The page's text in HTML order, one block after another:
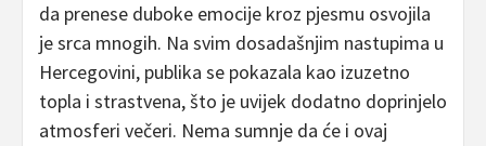
da prenese duboke emocije kroz pjesmu osvojila
je srca mnogih. Na svim dosadašnjim nastupima u
Hercegovini, publika se pokazala kao izuzetno
topla i strastvena, što je uvijek dodatno doprinjelo
atmosferi večeri. Nema sumnje da će i ovaj